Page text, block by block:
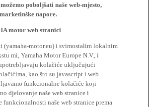
poboljšati naše web-mjesto,
napore.
motor web stranici
(yamaha-motor.eu) i svimostalim lokalnim
mi, Yamaha Motor Europe N.V., i
kolačiće uključujući
kao što su javascript i web
funkcionalne kolačiće koji
djelovanje naše web stranice i
naše web stranice prema